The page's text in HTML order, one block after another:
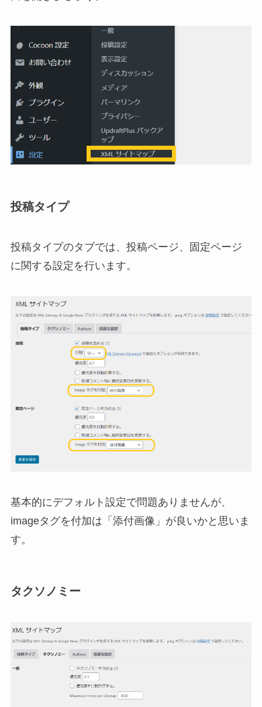
投稿タイプ
投稿タイプのタブでは、投稿ページ、固定ページ
に関する設定を行います。
基本的にデフォルト設定で問題ありませんが、
imageタグを付加は「添付画像」が良いかと思いま
す。
タクソノミー